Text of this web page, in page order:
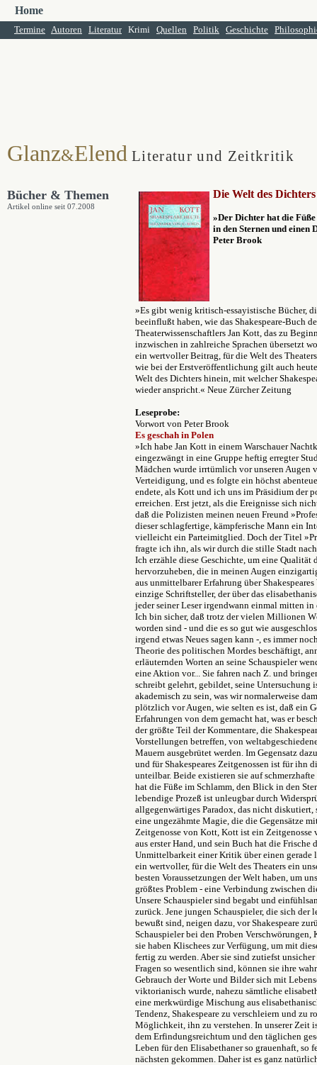
Home
Termine Autoren Literatur Krimi Quellen Politik Geschichte
Glanz&Elend Literatur und Zeitkritik
Bücher & Themen
Artikel online seit 07.2008
Die Welt des Dichters
»Der Dichter hat die
in den Sternen und einen
Peter Brook
»Es gibt wenig kritisch-essayistische Bücher,
beeinflußt haben, wie das Shakespeare-Buch
Theaterwissenschaftlers Jan Kott, das zu
inzwischen in zahlreiche Sprachen übersetzt
ein wertvoller Beitrag, für die Welt des
wie bei der Erstveröffentlichung gilt auch
Welt des Dichters hinein, mit welcher
wieder anspricht.« Neue Zürcher Zeitung
Leseprobe:
Vorwort von Peter Brook
Es geschah in Polen
»Ich habe Jan Kott in einem Warschauer
eingezwängt in eine Gruppe heftig erregter
Mädchen wurde irrtümlich vor unseren Augen
Verteidigung, und es folgte ein höchst
endete, als Kott und ich uns im Präsidium der
erreichen. Erst jetzt, als die Ereignisse sich
daß die Polizisten meinen neuen Freund
dieser schlagfertige, kämpferische Mann ein
vielleicht ein Parteimitglied. Doch der Titel
fragte ich ihn, als wir durch die stille Stadt
Ich erzähle diese Geschichte, um eine Qualität
hervorzuheben, die in meinen Augen
aus unmittelbarer Erfahrung über
einzige Schriftsteller, der über das
jeder seiner Leser irgendwann einmal mitten
Ich bin sicher, daß trotz der vielen Millionen
worden sind - und die es so gut wie
irgend etwas Neues sagen kann -, es immer
Theorie des politischen Mordes beschäftigt,
erläuternden Worten an seine Schauspieler
eine Aktion vor... Sie fahren nach Z. und
schreibt gelehrt, gebildet, seine Untersuchung
akademisch zu sein, was wir normalerweise
plötzlich vor Augen, wie selten es ist, daß ein
Erfahrungen von dem gemacht hat, was er
der größte Teil der Kommentare, die
Vorstellungen betreffen, von
Mauern ausgebrütet werden. Im Gegensatz
und für Shakespeares Zeitgenossen ist für ihn
unteilbar. Beide existieren sie auf
hat die Füße im Schlamm, den Blick in den
lebendige Prozeß ist unleugbar durch
allgegenwärtiges Paradox, das nicht
eine ungezähmte Magie, die die Gegensätze
Zeitgenosse von Kott, Kott ist ein Zeitgenosse
aus erster Hand, und sein Buch hat die Frische
Unmittelbarkeit einer Kritik über einen gerade
ein wertvoller, für die Welt des Theaters ein
besten Voraussetzungen der Welt haben, um
größtes Problem - eine Verbindung zwischen
Unsere Schauspieler sind begabt und
zurück. Jene jungen Schauspieler, die sich der
bewußt sind, neigen dazu, vor Shakespeare
Schauspieler bei den Proben
sie haben Klischees zur Verfügung, um mit
fertig zu werden. Aber sie sind zutiefst
Fragen so wesentlich sind, können sie ihre
Gebrauch der Worte und Bilder sich mit
viktorianisch wurde, nahezu sämtliche
eine merkwürdige Mischung aus
Tendenz, Shakespeare zu verschleiern und zu
Möglichkeit, ihn zu verstehen. In unserer Zeit
dem Erfindungsreichtum und den täglichen
Leben für den Elisabethaner so grauenhaft, so
nächsten gekommen. Daher ist es ganz